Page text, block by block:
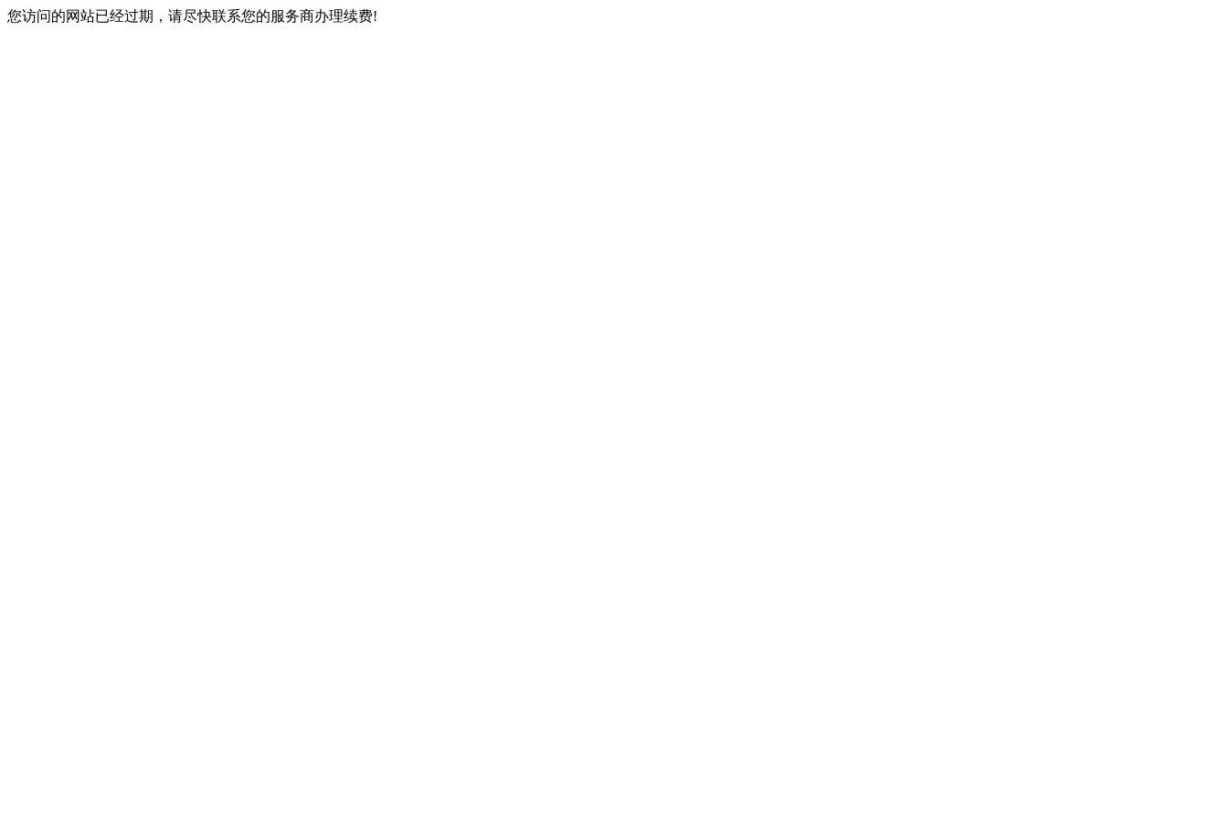
您访问的网站已经过期，请尽快联系您的服务商办理续费!